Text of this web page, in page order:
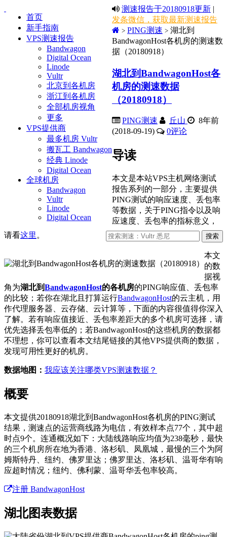
首页
新手指南
VPS测速报告
Bandwagon
Digital Ocean
Linode
Vultr
北京到各机房
浙江到各机房
全部机房视角
更多
VPS提供商
最多机房 Vultr
搬瓦工 Bandwagon
经典 Linode
Digital Ocean
全球机房
Bandwagon
Vultr
Linode
Digital Ocean
测速报告于20180918更新 |
发条微信，获取最新测速报告
> PING测速 > 湖北到
BandwagonHost各机房的测速数
据（20180918）
湖北到BandwagonHost各
机房的测速数据
（20180918）
PING测速 丘山
8年前
(2018-09-19)
0评论
导读
本文是本站VPS主机网络测试
报告系列的一部分，主要提供
PING测试的响应速度、丢包率
等数据，关于PING指令以及响
应速度、丢包率的指标意义，
请看这里 。
本文
的数
据视
角为湖北到BandwagonHost的各机房的PING响应值、丢包率
的比较；若你在湖北且打算运行BandwagonHost的云主机，用
作代理服务器、云存储、云计算等，下面的内容很值得你深入
了解。若有响应值接近、丢包率差距大的多个机房可选择，请
优先选择丢包率低的；若BandwagonHost的这些机房的数据都
不理想，你可以查看本文结尾链接的其他VPS提供商的数据，
发现可用性更好的机房。
数据地图： 我应该关注哪类VPS测速数据？
概要
本文提供20180918湖北到BandwagonHost各机房的PING测试
结果，测速点的运营商线路为电信，有效样本点77个，其中超
时点9个。连通概况如下：大陆线路响应均值为238毫秒，最快
的三个机房所在地为香港、洛杉矶、凤凰城，最慢的三个为阿
姆斯特丹、纽约、佛罗里达；佛罗里达、洛杉矶、温哥华有响
应超时情况；纽约、佛利蒙、温哥华丢包率较高。
注册 BandwagonHost
湖北图表数据